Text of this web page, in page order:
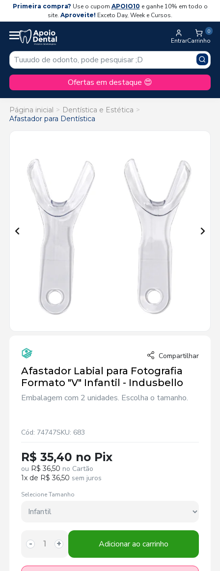
Primeira compra? Use o cupom APOIO10 e ganhe 10% em todo o
site. Aproveite! Exceto Day, Week e Cursos.
Entrar
0
Carrinho
Ofertas em destaque 😍
Página inicial
Dentística e Estética
Afastador para Dentística
Compartilhar
Afastador Labial para Fotografia
Formato "V" Infantil - Indusbello
Embalagem com 2 unidades. Escolha o tamanho.
Cód: 74747SKU: 683
R$ 35,40 no Pix
ou R$ 36,50 no Cartão
1x de R$ 36,50 sem juros
Selecione Tamanho
- + Adicionar ao carrinho